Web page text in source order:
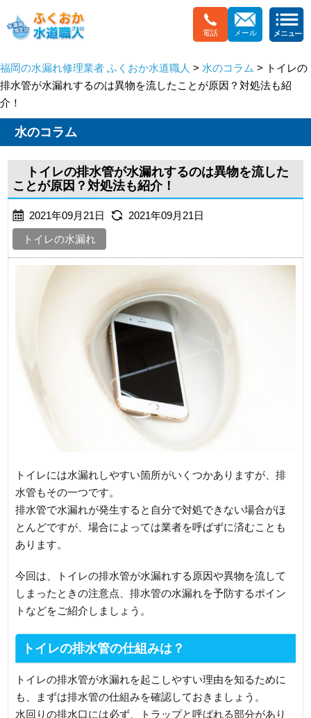
電話 メール
福岡の水漏れ修理業者 ふくおか水道職人 > 水のコラム > トイレの
排水管が水漏れするのは異物を流したことが原因？対処法も紹
介！
水のコラム
トイレの排水管が水漏れするのは異物を流した
ことが原因？対処法も紹介！
2021年09月21日
2021年09月21日
トイレの水漏れ
トイレには水漏れしやすい箇所がいくつかありますが、排
水管もその一つです。
排水管で水漏れが発生すると自分で対処できない場合がほ
とんどですが、場合によっては業者を呼ばずに済むことも
あります。
今回は、トイレの排水管が水漏れする原因や異物を流して
しまったときの注意点、排水管の水漏れを予防するポイン
トなどをご紹介しましょう。
トイレの排水管の仕組みは？
トイレの排水管が水漏れを起こしやすい理由を知るために
も、まずは排水管の仕組みを確認しておきましょう。
水回りの排水口には必ず、トラップと呼ばれる部分があり